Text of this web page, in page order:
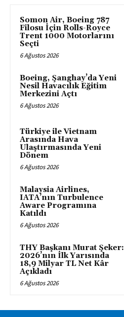
Somon Air, Boeing 787
Filosu İçin Rolls-Royce
Trent 1000 Motorlarını
Seçti
6 Ağustos 2026
Boeing, Şanghay’da Yeni
Nesil Havacılık Eğitim
Merkezini Açtı
6 Ağustos 2026
Türkiye ile Vietnam
Arasında Hava
Ulaştırmasında Yeni
Dönem
6 Ağustos 2026
Malaysia Airlines,
IATA’nın Turbulence
Aware Programına
Katıldı
6 Ağustos 2026
THY Başkanı Murat Şeker:
2026’nın İlk Yarısında
18,9 Milyar TL Net Kâr
Açıkladı
6 Ağustos 2026